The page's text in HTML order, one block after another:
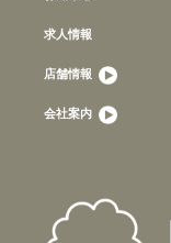
求人情報
店舗情報
会社案内